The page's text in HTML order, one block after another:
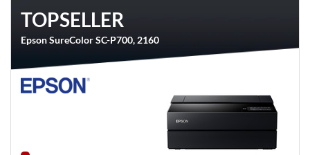
TOPSELLER
Epson SureColor SC-P700, 2160